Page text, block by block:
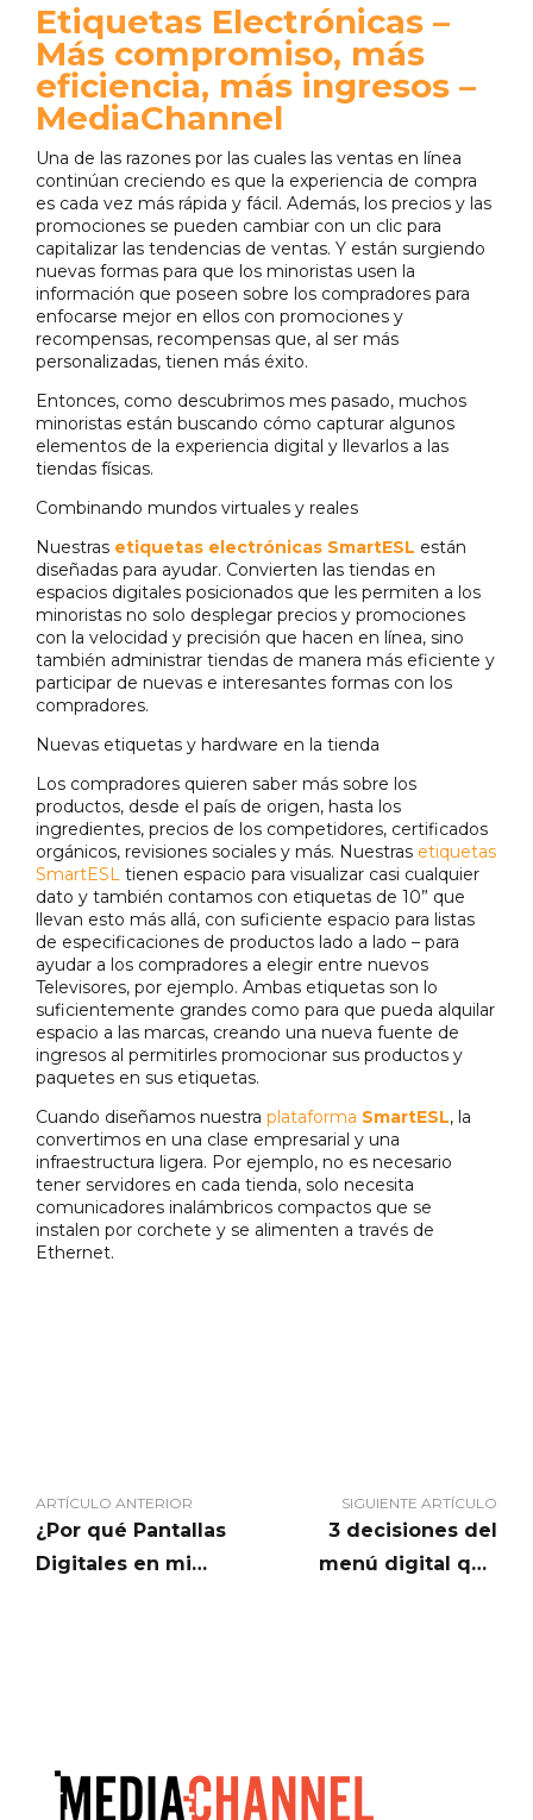
Etiquetas Electrónicas –
Más compromiso, más
eficiencia, más ingresos –
MediaChannel
Una de las razones por las cuales las ventas en línea
continúan creciendo es que la experiencia de compra
es cada vez más rápida y fácil. Además, los precios y las
promociones se pueden cambiar con un clic para
capitalizar las tendencias de ventas. Y están surgiendo
nuevas formas para que los minoristas usen la
información que poseen sobre los compradores para
enfocarse mejor en ellos con promociones y
recompensas, recompensas que, al ser más
personalizadas, tienen más éxito.
Entonces, como descubrimos mes pasado, muchos
minoristas están buscando cómo capturar algunos
elementos de la experiencia digital y llevarlos a las
tiendas físicas.
Combinando mundos virtuales y reales
Nuestras etiquetas electrónicas SmartESL están
diseñadas para ayudar. Convierten las tiendas en
espacios digitales posicionados que les permiten a los
minoristas no solo desplegar precios y promociones
con la velocidad y precisión que hacen en línea, sino
también administrar tiendas de manera más eficiente y
participar de nuevas e interesantes formas con los
compradores.
Nuevas etiquetas y hardware en la tienda
Los compradores quieren saber más sobre los
productos, desde el país de origen, hasta los
ingredientes, precios de los competidores, certificados
orgánicos, revisiones sociales y más. Nuestras etiquetas
SmartESL tienen espacio para visualizar casi cualquier
dato y también contamos con etiquetas de 10” que
llevan esto más allá, con suficiente espacio para listas
de especificaciones de productos lado a lado – para
ayudar a los compradores a elegir entre nuevos
Televisores, por ejemplo. Ambas etiquetas son lo
suficientemente grandes como para que pueda alquilar
espacio a las marcas, creando una nueva fuente de
ingresos al permitirles promocionar sus productos y
paquetes en sus etiquetas.
Cuando diseñamos nuestra plataforma SmartESL, la
convertimos en una clase empresarial y una
infraestructura ligera. Por ejemplo, no es necesario
tener servidores en cada tienda, solo necesita
comunicadores inalámbricos compactos que se
instalen por corchete y se alimenten a través de
Ethernet.
ARTÍCULO ANTERIOR
¿Por qué Pantallas
Digitales en mi
SIGUIENTE ARTÍCULO
3 decisiones del
menú digital que